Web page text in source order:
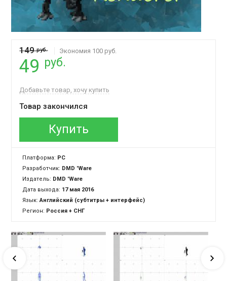
149руб. Экономия 100 руб.
49 руб.
Добавьте товар, хочу купить
Товар закончился
Купить
Платформа: PC
Разработчик: DMD 'Ware
Издатель: DMD 'Ware
Дата выхода: 17 мая 2016
Язык:Английский (субтитры + интерфейс)
Регион: Россия + СНГ